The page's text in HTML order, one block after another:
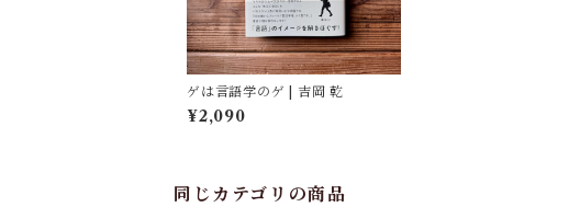
ゲは言語学のゲ | 吉岡 乾
¥2,090
同じカテゴリの商品